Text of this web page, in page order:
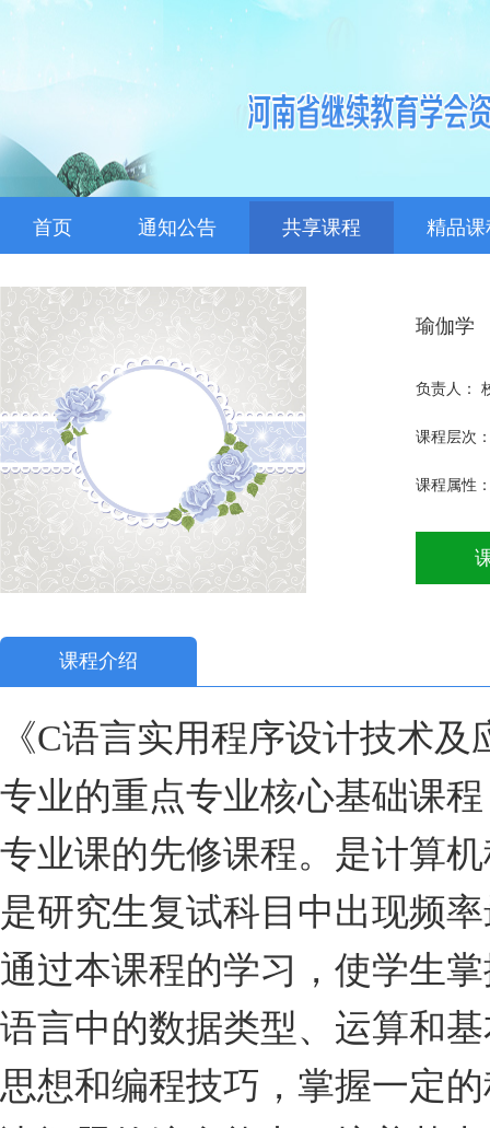
首页 通知公告 共享课程 精品课
瑜伽学
负责人：
课程层次
课程属性
课程介绍
《C语言实用程序设计技术
专业的重点专业核心基础课
专业课的先修课程。是计算
是研究生复试科目中出现频
通过本课程的学习，使学生
语言中的数据类型、运算和
思想和编程技巧，掌握一定